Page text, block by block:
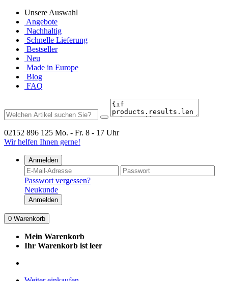
Unsere Auswahl
Angebote
Nachhaltig
Schnelle Lieferung
Bestseller
Neu
Made in Europe
Blog
FAQ
02152 896 125 Mo. - Fr. 8 - 17 Uhr
Wir helfen Ihnen gerne!
Anmelden
Passwort vergessen?
Neukunde
Anmelden
0 Warenkorb
Mein Warenkorb
Ihr Warenkorb ist leer